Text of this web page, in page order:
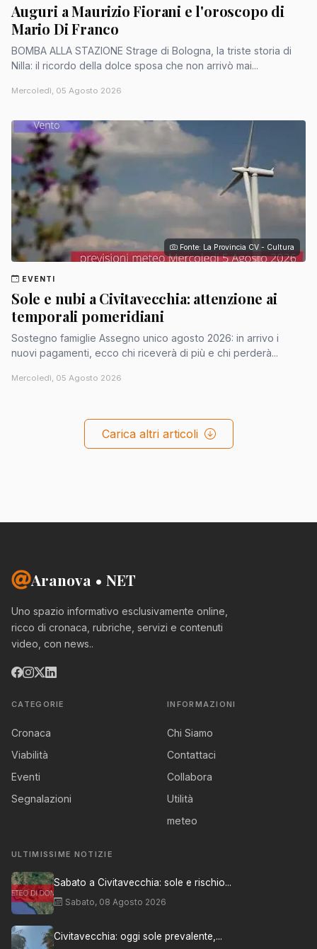
Auguri a Maurizio Fiorani e l'oroscopo di
Mario Di Franco
BOMBA ALLA STAZIONE Strage di Bologna, la triste storia di
Nilla: il ricordo della dolce sposa che non arrivò mai...
Mercoledì, 05 Agosto 2026
Fonte: La Provincia CV - Cultura
EVENTI
Sole e nubi a Civitavecchia: attenzione ai
temporali pomeridiani
Sostegno famiglie Assegno unico agosto 2026: in arrivo i
nuovi pagamenti, ecco chi riceverà di più e chi perderà...
Mercoledì, 05 Agosto 2026
Carica altri articoli
Aranova • NET
Uno spazio informativo esclusivamente online,
ricco di cronaca, rubriche, servizi e contenuti
video, con news..
CATEGORIE
Cronaca
Viabilità
Eventi
Segnalazioni
INFORMAZIONI
Chi Siamo
Contattaci
Collabora
Utilità
meteo
ULTIMISSIME NOTIZIE
Sabato a Civitavecchia: sole e rischio...
Sabato, 08 Agosto 2026
Civitavecchia: oggi sole prevalente,...